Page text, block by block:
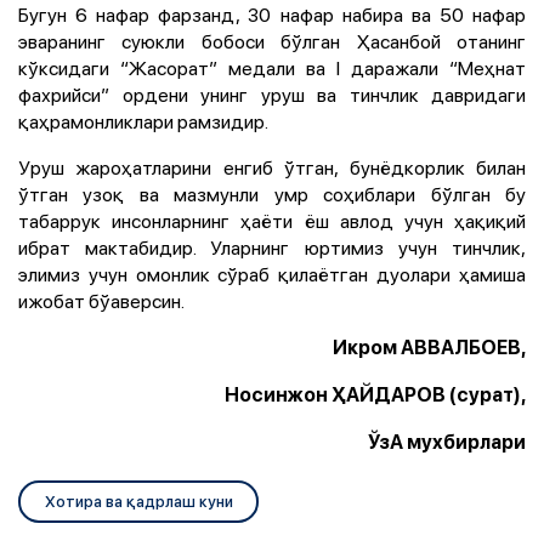
Бугун 6 нафар фарзанд, 30 нафар набира ва 50 нафар
эваранинг суюкли бобоси бўлган Ҳасанбой отанинг
кўксидаги “Жасорат” медали ва I даражали “Меҳнат
фахрийси” ордени унинг уруш ва тинчлик давридаги
қаҳрамонликлари рамзидир.
Уруш жароҳатларини енгиб ўтган, бунёдкорлик билан
ўтган узоқ ва мазмунли умр соҳиблари бўлган бу
табаррук инсонларнинг ҳаёти ёш авлод учун ҳақиқий
ибрат мактабидир. Уларнинг юртимиз учун тинчлик,
элимиз учун омонлик сўраб қилаётган дуолари ҳамиша
ижобат бўаверсин.
Икром АВВАЛБОЕВ,
Носинжон ҲАЙДАРОВ (сурат),
ЎзА мухбирлари
Хотира ва қадрлаш куни